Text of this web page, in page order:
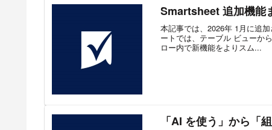
Smartsheet 追加機能
本記事では、2026年 1月に追
ートでは、テーブル ビューか
ロー内で新機能をよりスム...
「AI を使う」から「